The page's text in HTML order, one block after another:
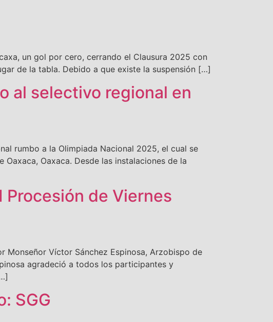
un gol por cero, cerrando el Clausura 2025 con
de la tabla. Debido a que existe la suspensión […]
al selectivo regional en
rumbo a la Olimpiada Nacional 2025, el cual se
Oaxaca. Desde las instalaciones de la
Procesión de Viernes
Monseñor Víctor Sánchez Espinosa, Arzobispo de
agradeció a todos los participantes y
SGG